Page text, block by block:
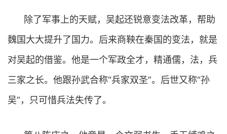
除了军事上的天赋，吴起还锐意变法改革，帮助
魏国大大提升了国力。后来商鞅在秦国的变法，就是
对吴起的借鉴。他是一个军政全才，精通儒，法，兵
三家之长。他跟孙武合称“兵家双圣”。后世又称“孙
吴”，只可惜兵法失传了。